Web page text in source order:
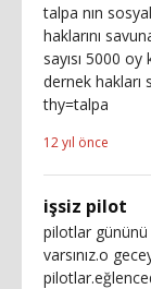
talpa nın
haklarını
sayısı 5000
dernek hakları
thy=talpa
12 yıl önce
işsiz pilot
pilotlar
varsınız.o